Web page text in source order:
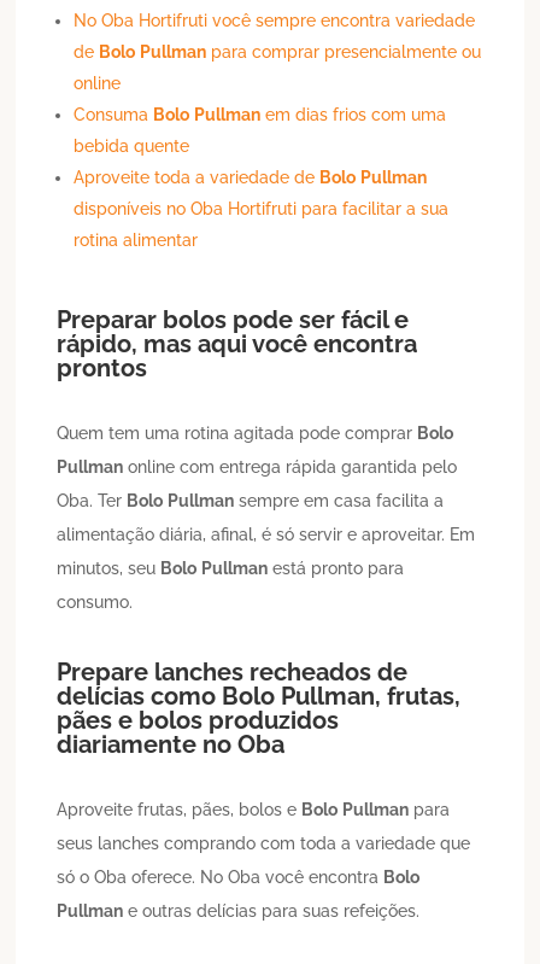
No Oba Hortifruti você sempre encontra variedade
de Bolo Pullman para comprar presencialmente ou
online
Consuma Bolo Pullman em dias frios com uma
bebida quente
Aproveite toda a variedade de Bolo Pullman
disponíveis no Oba Hortifruti para facilitar a sua
rotina alimentar
Preparar bolos pode ser fácil e
rápido, mas aqui você encontra
prontos
Quem tem uma rotina agitada pode comprar Bolo
Pullman online com entrega rápida garantida pelo
Oba. Ter Bolo Pullman sempre em casa facilita a
alimentação diária, afinal, é só servir e aproveitar. Em
minutos, seu Bolo Pullman está pronto para
consumo.
Prepare lanches recheados de
delícias como Bolo Pullman, frutas,
pães e bolos produzidos
diariamente no Oba
Aproveite frutas, pães, bolos e Bolo Pullman para
seus lanches comprando com toda a variedade que
só o Oba oferece. No Oba você encontra Bolo
Pullman e outras delícias para suas refeições.